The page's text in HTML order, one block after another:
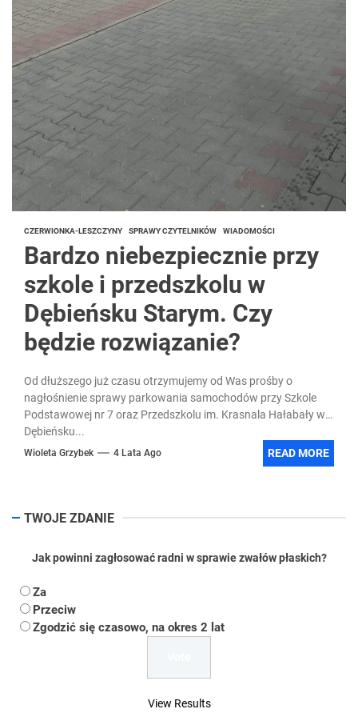
CZERWIONKA-LESZCZYNY SPRAWY CZYTELNIKÓW WIADOMOŚCI
Bardzo niebezpiecznie przy
szkole i przedszkolu w
Dębieńsku Starym. Czy
będzie rozwiązanie?
Od dłuższego już czasu otrzymujemy od Was prośby o
nagłośnienie sprawy parkowania samochodów przy Szkole
Podstawowej nr 7 oraz Przedszkolu im. Krasnala Hałabały w
Dębieńsku...
Wioleta Grzybek 4 Lata Ago READ MORE
TWOJE ZDANIE
Jak powinni zagłosować radni w sprawie zwałów płaskich?
Za
Przeciw
Zgodzić się czasowo, na okres 2 lat
View Results